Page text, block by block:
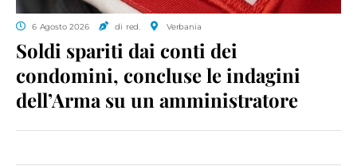
6 Agosto 2026 di red. Verbania
Soldi spariti dai conti dei
condomini, concluse le indagini
dell’Arma su un amministratore